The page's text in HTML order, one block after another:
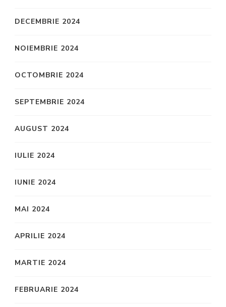
DECEMBRIE 2024
NOIEMBRIE 2024
OCTOMBRIE 2024
SEPTEMBRIE 2024
AUGUST 2024
IULIE 2024
IUNIE 2024
MAI 2024
APRILIE 2024
MARTIE 2024
FEBRUARIE 2024